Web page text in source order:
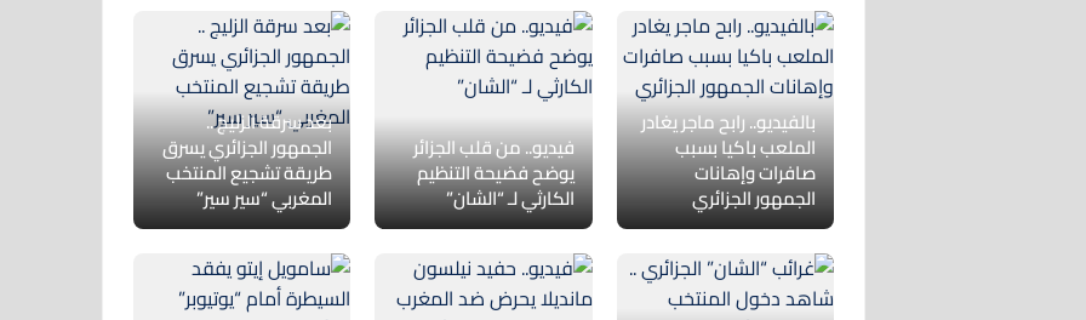
بالفيديو.. رابح ماجر يغادر
الملعب باكيا بسبب
صافرات وإهانات
الجمهور الجزائري
فيديو.. من قلب الجزائر
يوضح فضيحة التنظيم
الكارثي لـ “الشان”
بعد سرقة الزليج ..
الجمهور الجزائري يسرق
طريقة تشجيع المنتخب
المغربي “سير سير”